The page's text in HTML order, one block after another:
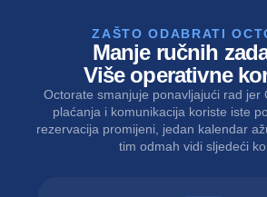
ZAŠTO ODABRATI
Manje ručnih
Više operativne
Octorate smanjuje ponavljajući rad jer
plaćanja i komunikacija koriste iste
rezervacija promijeni, jedan kalendar
tim odmah vidi sljedeći